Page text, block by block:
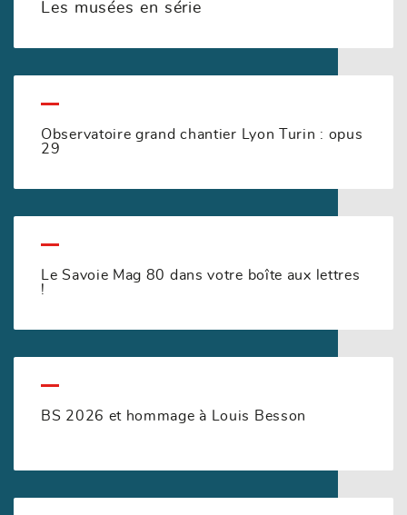
Les musées en série
Observatoire grand chantier Lyon Turin : opus
29
Le Savoie Mag 80 dans votre boîte aux lettres
!
BS 2026 et hommage à Louis Besson